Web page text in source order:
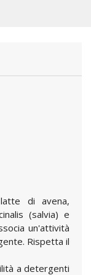
di avena,
(salvia) e
un'attività
Rispetta il
a detergenti